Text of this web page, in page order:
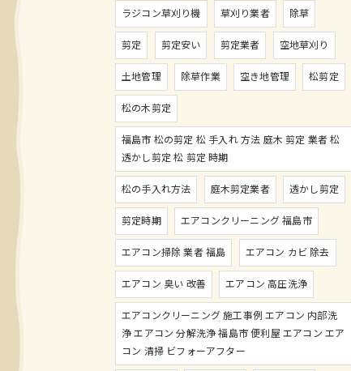
ラジコン草刈り機
草刈り業者
除草
剪定
剪定安い 剪定業者
空地草刈り
土地管理
除草作業 空き地管理
松剪定
松の木剪定
福島市 松の剪定 松 手入れ 方法 庭木 剪定 業者 松
透かし剪定 松 剪定 時期
松の手入れ方法
庭木剪定業者
透かし剪定
剪定時期
エアコンクリーニング 福島市
エアコン掃除 業者 福島
エアコン カビ 除去
エアコン 臭い 改善
エアコン 高圧洗浄
エアコンクリーニング 施工事例 エアコン 内部洗
浄 エアコン 分解洗浄 福島市 便利屋 エアコン エア
コン 清掃 ビフォーアフター